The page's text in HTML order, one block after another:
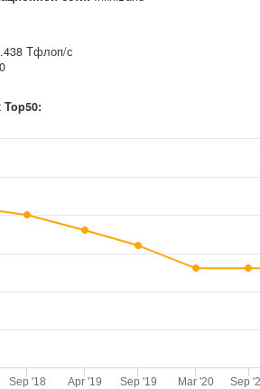
Тфлоп/с
Sep '18 Apr '19 Sep '19 Mar '20 Sep